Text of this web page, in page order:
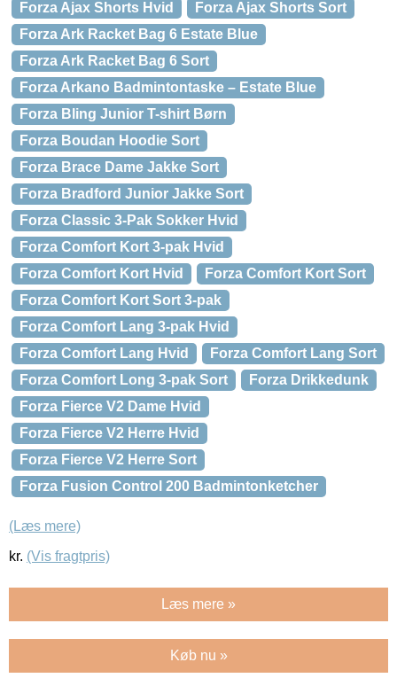
Forza Ajax Shorts Hvid
Forza Ajax Shorts Sort
Forza Ark Racket Bag 6 Estate Blue
Forza Ark Racket Bag 6 Sort
Forza Arkano Badmintontaske – Estate Blue
Forza Bling Junior T-shirt Børn
Forza Boudan Hoodie Sort
Forza Brace Dame Jakke Sort
Forza Bradford Junior Jakke Sort
Forza Classic 3-Pak Sokker Hvid
Forza Comfort Kort 3-pak Hvid
Forza Comfort Kort Hvid
Forza Comfort Kort Sort
Forza Comfort Kort Sort 3-pak
Forza Comfort Lang 3-pak Hvid
Forza Comfort Lang Hvid
Forza Comfort Lang Sort
Forza Comfort Long 3-pak Sort
Forza Drikkedunk
Forza Fierce V2 Dame Hvid
Forza Fierce V2 Herre Hvid
Forza Fierce V2 Herre Sort
Forza Fusion Control 200 Badmintonketcher
(Læs mere)
kr. (Vis fragtpris)
Læs mere »
Køb nu »